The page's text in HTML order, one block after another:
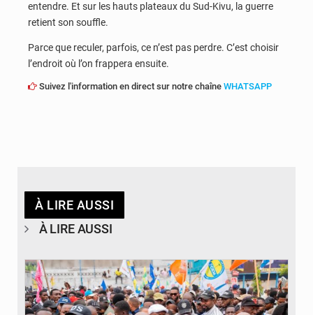
entendre. Et sur les hauts plateaux du Sud-Kivu, la guerre
retient son souffle.
Parce que reculer, parfois, ce n’est pas perdre. C’est choisir
l’endroit où l’on frappera ensuite.
Suivez l'information en direct sur notre chaîne WHATSAPP
À LIRE AUSSI
À LIRE AUSSI